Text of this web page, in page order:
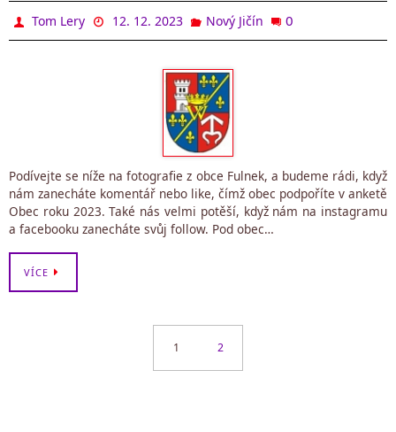
Tom Lery 12. 12. 2023 Nový Jičín 0
Podívejte se níže na fotografie z obce Fulnek, a budeme rádi, když
nám zanecháte komentář nebo like, čímž obec podpoříte v anketě
Obec roku 2023. Také nás velmi potěší, když nám na instagramu
a facebooku zanecháte svůj follow. Pod obec…
VÍCE
1 2